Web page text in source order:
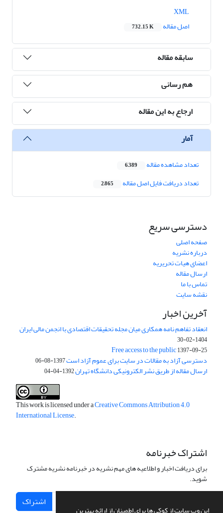
این وب سایت از کوکی ها برای اطمینان از ارائه بهترین
اصل مقاله
732.15 K
سابقه مقاله
هم رسانی
ارجاع به این مقاله
آمار
تعداد مشاهده مقاله 6,389
تعداد دریافت فایل اصل مقاله 2,865
دسترسی سریع
صفحه اصلی
درباره نشریه
اعضای هیات تحریریه
ارسال مقاله
تماس با ما
نقشه سایت
آخرین اخبار
انعقاد تفاهم نامه همکاری میان مجله تحقیقات اقتصادی با انجمن مالی ایران
1404-02-30
Free access to the public1397-09-25
دسترسی آزاد به مقالات در سایت برای عموم آزاد است1397-08-06
ارسال مقاله از طریق نشر الکترونیکی دانشگاه تهران1392-04-04
This work is licensed under aCreative Commons Attribution 4.0
International License.
اشتراک خبرنامه
برای دریافت اخبار و اطلاعیه های مهم نشریه در خبرنامه نشریه مشترک
شوید.
اشتراک